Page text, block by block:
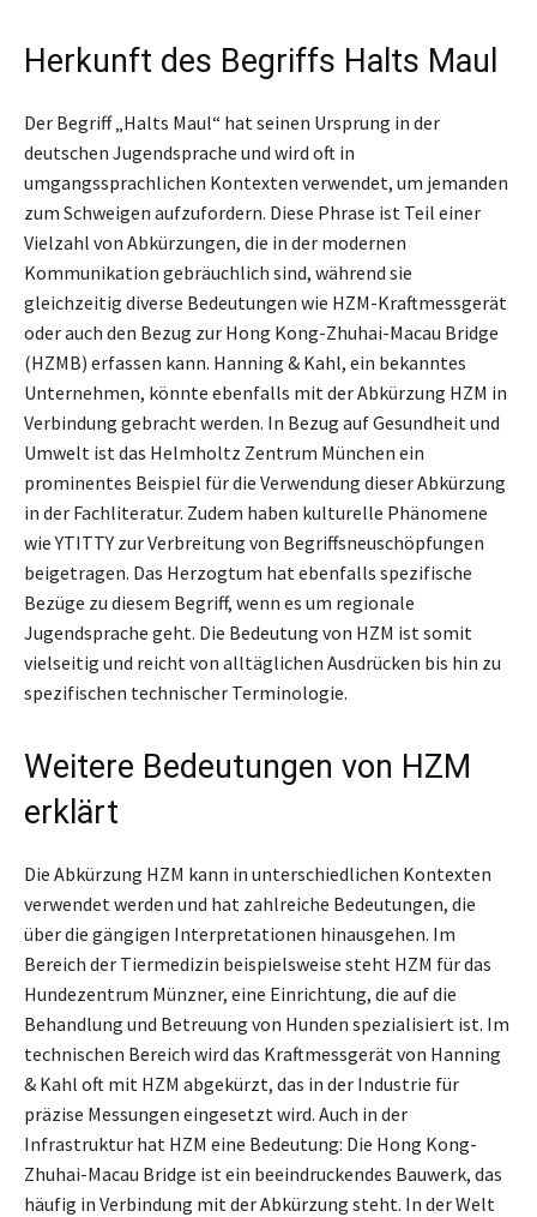
Herkunft des Begriffs Halts Maul
Der Begriff „Halts Maul“ hat seinen Ursprung in der
deutschen Jugendsprache und wird oft in
umgangssprachlichen Kontexten verwendet, um jemanden
zum Schweigen aufzufordern. Diese Phrase ist Teil einer
Vielzahl von Abkürzungen, die in der modernen
Kommunikation gebräuchlich sind, während sie
gleichzeitig diverse Bedeutungen wie HZM-Kraftmessgerät
oder auch den Bezug zur Hong Kong-Zhuhai-Macau Bridge
(HZMB) erfassen kann. Hanning & Kahl, ein bekanntes
Unternehmen, könnte ebenfalls mit der Abkürzung HZM in
Verbindung gebracht werden. In Bezug auf Gesundheit und
Umwelt ist das Helmholtz Zentrum München ein
prominentes Beispiel für die Verwendung dieser Abkürzung
in der Fachliteratur. Zudem haben kulturelle Phänomene
wie YTITTY zur Verbreitung von Begriffsneuschöpfungen
beigetragen. Das Herzogtum hat ebenfalls spezifische
Bezüge zu diesem Begriff, wenn es um regionale
Jugendsprache geht. Die Bedeutung von HZM ist somit
vielseitig und reicht von alltäglichen Ausdrücken bis hin zu
spezifischen technischer Terminologie.
Weitere Bedeutungen von HZM
erklärt
Die Abkürzung HZM kann in unterschiedlichen Kontexten
verwendet werden und hat zahlreiche Bedeutungen, die
über die gängigen Interpretationen hinausgehen. Im
Bereich der Tiermedizin beispielsweise steht HZM für das
Hundezentrum Münzner, eine Einrichtung, die auf die
Behandlung und Betreuung von Hunden spezialisiert ist. Im
technischen Bereich wird das Kraftmessgerät von Hanning
& Kahl oft mit HZM abgekürzt, das in der Industrie für
präzise Messungen eingesetzt wird. Auch in der
Infrastruktur hat HZM eine Bedeutung: Die Hong Kong-
Zhuhai-Macau Bridge ist ein beeindruckendes Bauwerk, das
häufig in Verbindung mit der Abkürzung steht. In der Welt